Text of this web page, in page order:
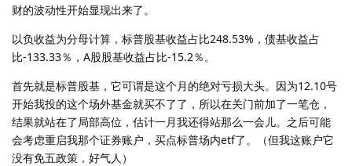
财的波动性开始显现出来了。
以负收益为分母计算，标普股基收益占比248.53%，债基收益占
比-133.33％，A股股基收益占比-15.2％。
首先就是标普股基，它可谓是这个月的绝对亏损大头。因为12.10号
开始我投的这个场外基金就买不了了，所以在关门前加了一笔仓，
结果就站在了局部高位，估计一月我还得站那么一会儿。之后可能
会考虑重启我那个证券账户，买点标普场内etf了。（但我这账户它
没有免五政策，好气人）